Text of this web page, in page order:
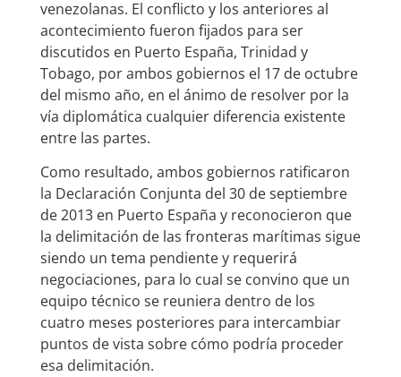
venezolanas. El conflicto y los anteriores al
acontecimiento fueron fijados para ser
discutidos en Puerto España, Trinidad y
Tobago, por ambos gobiernos el 17 de octubre
del mismo año, en el ánimo de resolver por la
vía diplomática cualquier diferencia existente
entre las partes.
Como resultado, ambos gobiernos ratificaron
la Declaración Conjunta del 30 de septiembre
de 2013 en Puerto España y reconocieron que
la delimitación de las fronteras marítimas sigue
siendo un tema pendiente y requerirá
negociaciones, para lo cual se convino que un
equipo técnico se reuniera dentro de los
cuatro meses posteriores para intercambiar
puntos de vista sobre cómo podría proceder
esa delimitación.